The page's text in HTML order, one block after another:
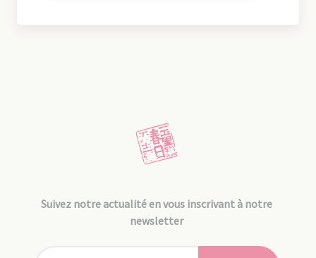
Suivez notre actualité en vous inscrivant à notre
newsletter